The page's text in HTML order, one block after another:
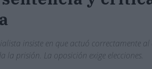
insiste en que actuó correctamente
la prisión. La oposición exige elecciones.